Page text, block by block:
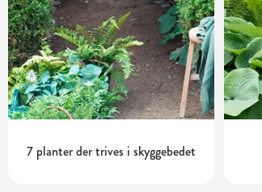
7 planter der trives i skyggebedet